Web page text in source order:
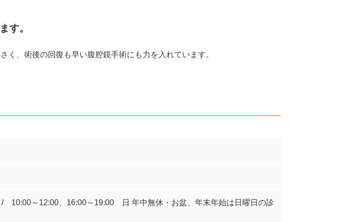
す。
く、術後の回復も早い腹腔鏡手術にも力を入れています。
～12:00、16:00～19:00 日 年中無休・お盆、年末年始は日曜日の診